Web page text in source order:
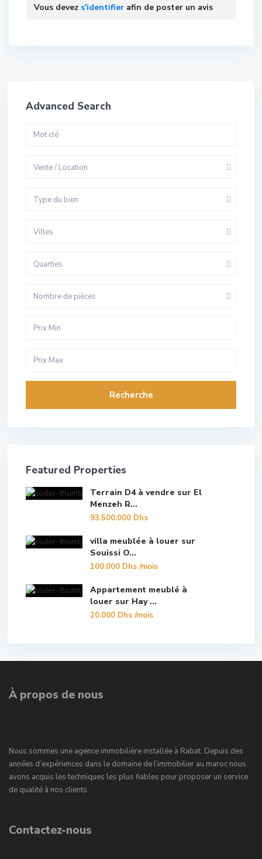
Vous devez s'identifier afin de poster un avis
Advanced Search
Vente / Location
Type du bien
Villes
Quarties
Nombre de pièces
Recherche
Featured Properties
Terrain D4 à vendre sur El
Menzeh R...
93.500.000 Dhs
villa meublée à louer sur
Souissi O...
100.000 Dhs/mois
Appartement meublé à
louer sur Hay ...
20.000 Dhs/mois
À propos de nous
Nous sommes une agence immobilière installée à Rabat. Depuis des
années d’expériences dans le domaine de l’immobilier au maroc nous
avons acquis les techniques les plus fiables pour proposer un service
de qualité à nos clients.
Contactez-nous